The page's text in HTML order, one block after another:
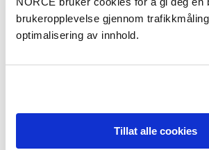
brukeropplevelse gjennom
optimalisering av innhold.
Tillat alle cookies
Se alle publikasjoner i NVA